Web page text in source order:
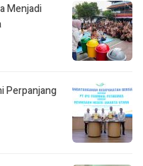
Menjadi
Perpanjang